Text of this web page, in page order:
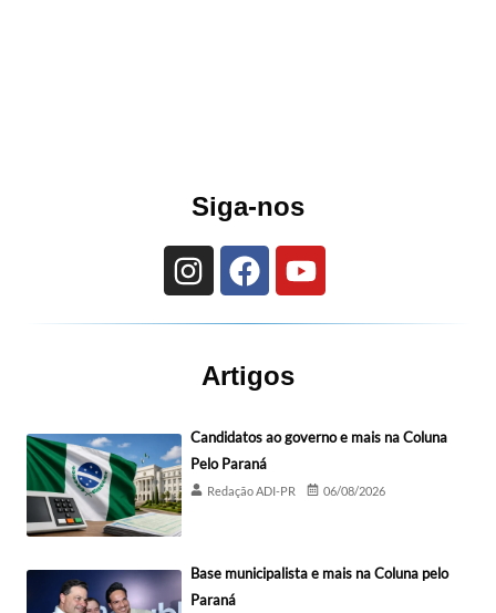
Siga-nos
Artigos
Candidatos ao governo e mais na Coluna
Pelo Paraná
Redação ADI-PR 06/08/2026
Base municipalista e mais na Coluna pelo
Paraná